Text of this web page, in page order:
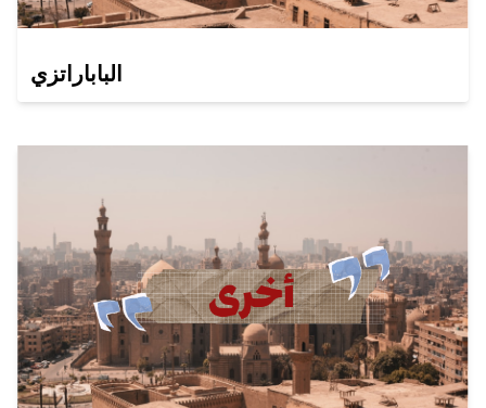
الباباراتزي